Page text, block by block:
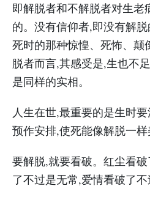
即解脱者和不解脱者对生老
的。没有信仰者,即没有解
死时的那种惊惶、死怖、颠
脱者而言,其感受是,生也不
是同样的实相。
人生在世,最重要的是生时
预作安排,使死能像解脱一样
要解脱,就要看破。红尘看
了不过是无常,爱情看破了不